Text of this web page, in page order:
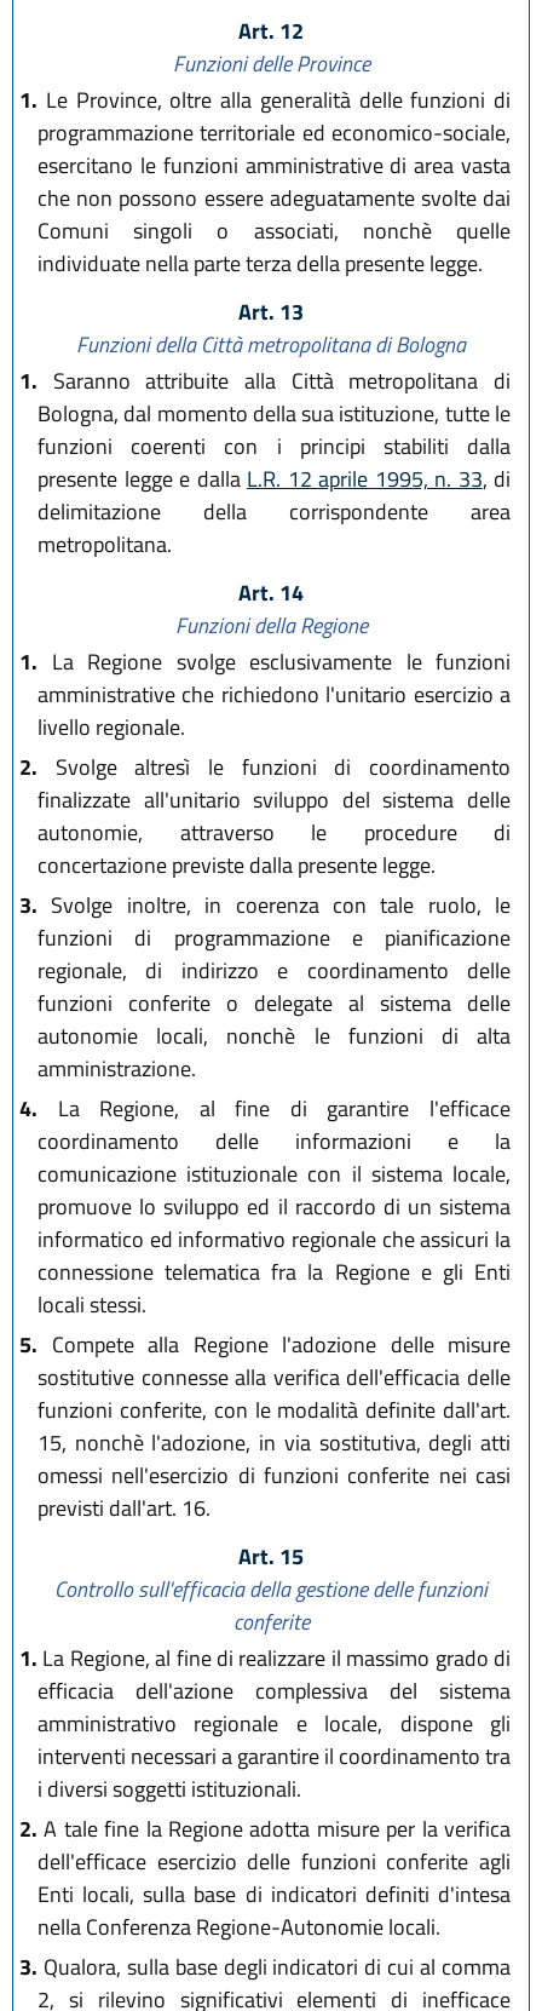
Art. 12
Funzioni delle Province
1. Le Province, oltre alla generalità delle funzioni di
programmazione territoriale ed economico-sociale,
esercitano le funzioni amministrative di area vasta
che non possono essere adeguatamente svolte dai
Comuni singoli o associati, nonchè quelle
individuate nella parte terza della presente legge.
Art. 13
Funzioni della Città metropolitana di Bologna
1. Saranno attribuite alla Città metropolitana di
Bologna, dal momento della sua istituzione, tutte le
funzioni coerenti con i principi stabiliti dalla
presente legge e dalla L.R. 12 aprile 1995, n. 33, di
delimitazione della corrispondente area
metropolitana.
Art. 14
Funzioni della Regione
1. La Regione svolge esclusivamente le funzioni
amministrative che richiedono l'unitario esercizio a
livello regionale.
2. Svolge altresì le funzioni di coordinamento
finalizzate all'unitario sviluppo del sistema delle
autonomie, attraverso le procedure di
concertazione previste dalla presente legge.
3. Svolge inoltre, in coerenza con tale ruolo, le
funzioni di programmazione e pianificazione
regionale, di indirizzo e coordinamento delle
funzioni conferite o delegate al sistema delle
autonomie locali, nonchè le funzioni di alta
amministrazione.
4. La Regione, al fine di garantire l'efficace
coordinamento delle informazioni e la
comunicazione istituzionale con il sistema locale,
promuove lo sviluppo ed il raccordo di un sistema
informatico ed informativo regionale che assicuri la
connessione telematica fra la Regione e gli Enti
locali stessi.
5. Compete alla Regione l'adozione delle misure
sostitutive connesse alla verifica dell'efficacia delle
funzioni conferite, con le modalità definite dall'art.
15, nonchè l'adozione, in via sostitutiva, degli atti
omessi nell'esercizio di funzioni conferite nei casi
previsti dall'art. 16.
Art. 15
Controllo sull'efficacia della gestione delle funzioni
conferite
1. La Regione, al fine di realizzare il massimo grado di
efficacia dell'azione complessiva del sistema
amministrativo regionale e locale, dispone gli
interventi necessari a garantire il coordinamento tra
i diversi soggetti istituzionali.
2. A tale fine la Regione adotta misure per la verifica
dell'efficace esercizio delle funzioni conferite agli
Enti locali, sulla base di indicatori definiti d'intesa
nella Conferenza Regione-Autonomie locali.
3. Qualora, sulla base degli indicatori di cui al comma
2, si rilevino significativi elementi di inefficace